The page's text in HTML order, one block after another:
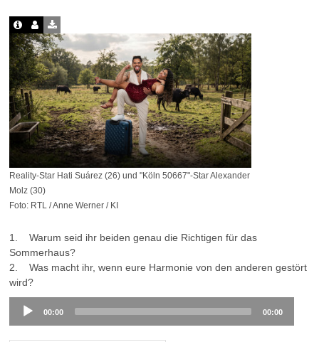
Reality-Star Hati Suárez (26) und "Köln 50667"-Star Alexander
Molz (30)
Foto: RTL / Anne Werner / KI
1. Warum seid ihr beiden genau die Richtigen für das
Sommerhaus?
2. Was macht ihr, wenn eure Harmonie von den anderen gestört
wird?
Audio
Player
00:00 00:00